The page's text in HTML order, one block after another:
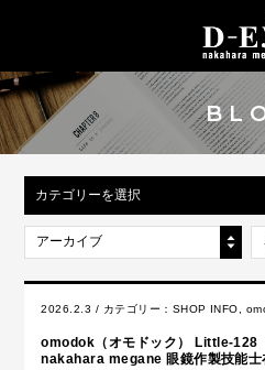
カテゴリーを選択
アーカイブ
2026.2.3 / カテゴリー： SHOP INFO
omodok（オモドック） Little-
nakahara megane 眼鏡作製技能士